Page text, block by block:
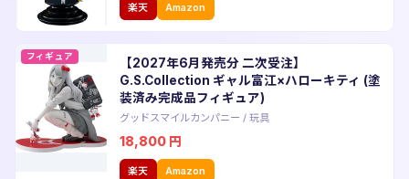
楽天 Amazon
フィギュア
【2027年6月発売分 二次受注】
G.S.Collection ギャル富江×ハローキティ (塗
装済み完成品フィギュア)
グッドスマイルカンパニー / 玩具
18,800 円
楽天 Amazon